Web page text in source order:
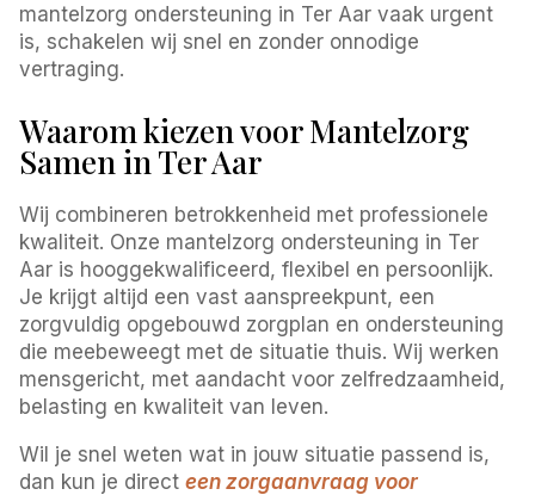
mantelzorg ondersteuning in Ter Aar vaak urgent
is, schakelen wij snel en zonder onnodige
vertraging.
Waarom kiezen voor Mantelzorg
Samen in Ter Aar
Wij combineren betrokkenheid met professionele
kwaliteit. Onze mantelzorg ondersteuning in Ter
Aar is hooggekwalificeerd, flexibel en persoonlijk.
Je krijgt altijd een vast aanspreekpunt, een
zorgvuldig opgebouwd zorgplan en ondersteuning
die meebeweegt met de situatie thuis. Wij werken
mensgericht, met aandacht voor zelfredzaamheid,
belasting en kwaliteit van leven.
Wil je snel weten wat in jouw situatie passend is,
dan kun je directeen zorgaanvraag voor